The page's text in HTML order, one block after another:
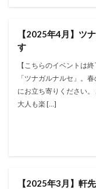
【2025年4月】ツ
す
【こちらのイベントは
「ツナガルナルセ」。
にお立ち寄りください
大人も楽 […]
【2025年3月】軒